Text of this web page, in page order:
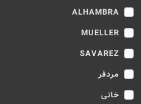
ALHAMBRA
MUELLER
SAVAREZ
مردفر
خانی